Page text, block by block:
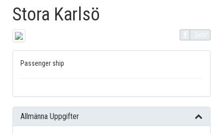
Stora Karlsö
Dela!
Passenger ship
Allmänna Uppgifter